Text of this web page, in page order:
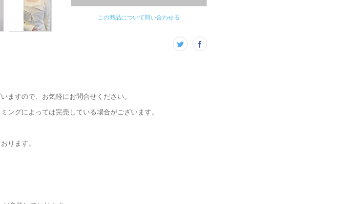
この商品について問い合わせる
ますので、お気軽にお問合せください。
ングによっては完売している場合がございます。
ります。